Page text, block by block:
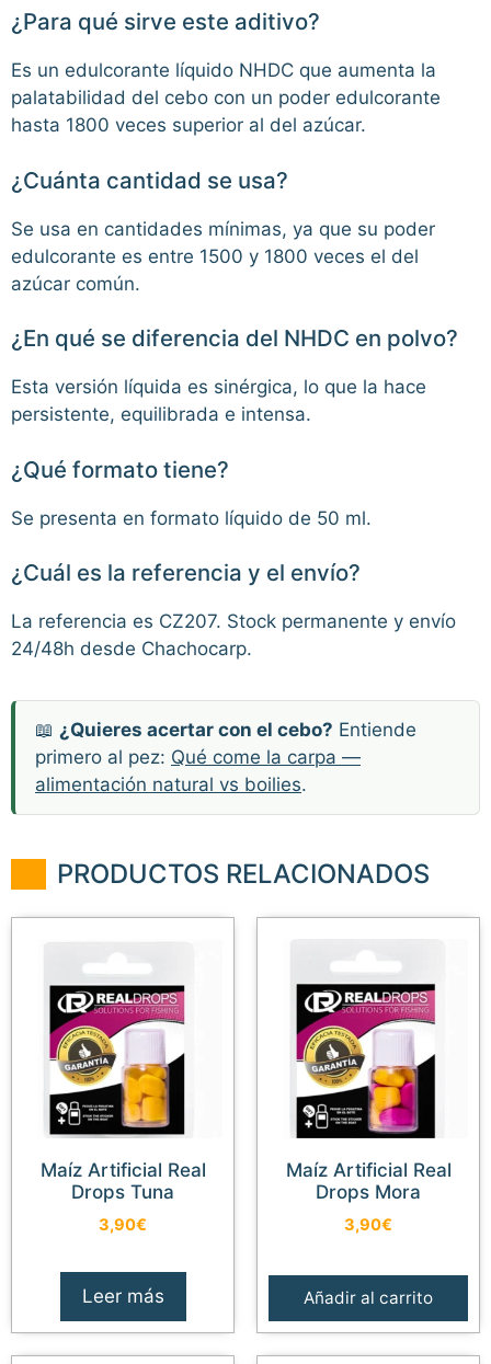
¿Para qué sirve este aditivo?
Es un edulcorante líquido NHDC que aumenta la
palatabilidad del cebo con un poder edulcorante
hasta 1800 veces superior al del azúcar.
¿Cuánta cantidad se usa?
Se usa en cantidades mínimas, ya que su poder
edulcorante es entre 1500 y 1800 veces el del
azúcar común.
¿En qué se diferencia del NHDC en polvo?
Esta versión líquida es sinérgica, lo que la hace
persistente, equilibrada e intensa.
¿Qué formato tiene?
Se presenta en formato líquido de 50 ml.
¿Cuál es la referencia y el envío?
La referencia es CZ207. Stock permanente y envío
24/48h desde Chachocarp.
📖 ¿Quieres acertar con el cebo? Entiende
primero al pez: Qué come la carpa —
alimentación natural vs boilies.
PRODUCTOS RELACIONADOS
Maíz Artificial Real
Drops Tuna
3,90€
Leer más
Maíz Artificial Real
Drops Mora
3,90€
Añadir al carrito